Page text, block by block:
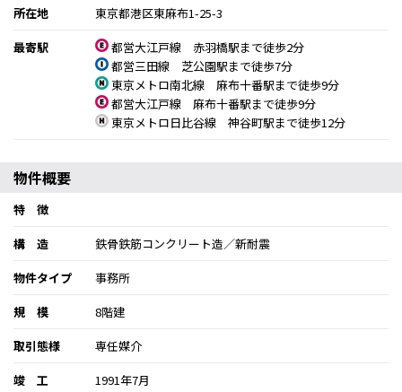
所在地
東京都港区東麻布1-25-3
最寄駅
都営大江戸線 赤羽橋駅まで徒歩2分
都営三田線 芝公園駅まで徒歩7分
東京メトロ南北線 麻布十番駅まで徒歩9分
都営大江戸線 麻布十番駅まで徒歩9分
東京メトロ日比谷線 神谷町駅まで徒歩12分
物件概要
特 徴
構 造
鉄骨鉄筋コンクリート造／新耐震
物件タイプ
事務所
規 模
8階建
取引態様
専任媒介
竣 工
1991年7月